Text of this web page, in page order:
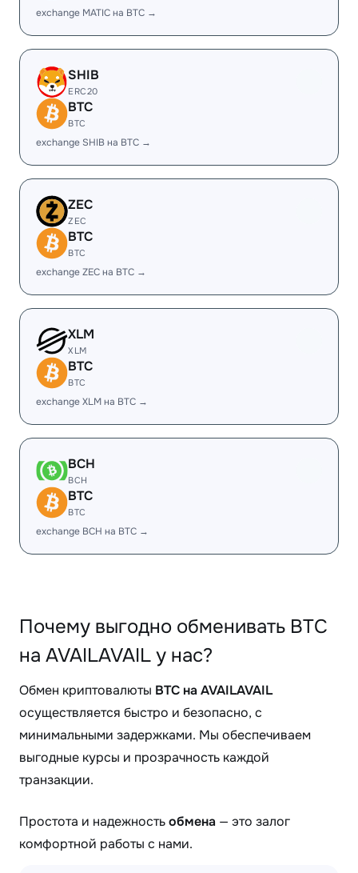
exchange MATIC на BTC →
SHIB
ERC20
BTC
BTC
exchange SHIB на BTC →
ZEC
ZEC
BTC
BTC
exchange ZEC на BTC →
XLM
XLM
BTC
BTC
exchange XLM на BTC →
BCH
BCH
BTC
BTC
exchange BCH на BTC →
Почему выгодно обменивать BTC
на AVAILAVAIL у нас?
Обмен криптовалюты BTC на AVAILAVAIL
осуществляется быстро и безопасно, с
минимальными задержками. Мы обеспечиваем
выгодные курсы и прозрачность каждой
транзакции.
Простота и надежностьобмена — это залог
комфортной работы с нами.